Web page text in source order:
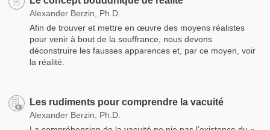
Alexander Berzin, Ph.D.
Afin de trouver et mettre en œuvre des moyens réalistes
pour venir à bout de la souffrance, nous devons
déconstruire les fausses apparences et, par ce moyen, voir
la réalité.
Les rudiments pour comprendre la vacuité
Alexander Berzin, Ph.D.